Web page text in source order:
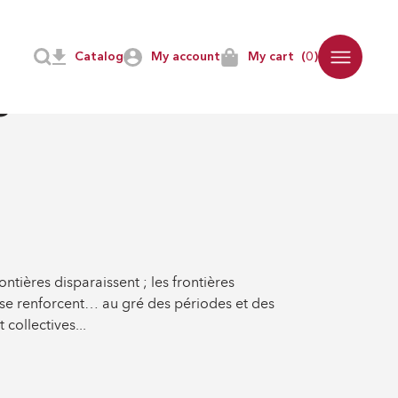
My account My cart (0)
Catalog
PARCOURS UNIVERSITAIRES
disparaissent ; les frontières
renforcent… au gré des périodes et des
collectives...